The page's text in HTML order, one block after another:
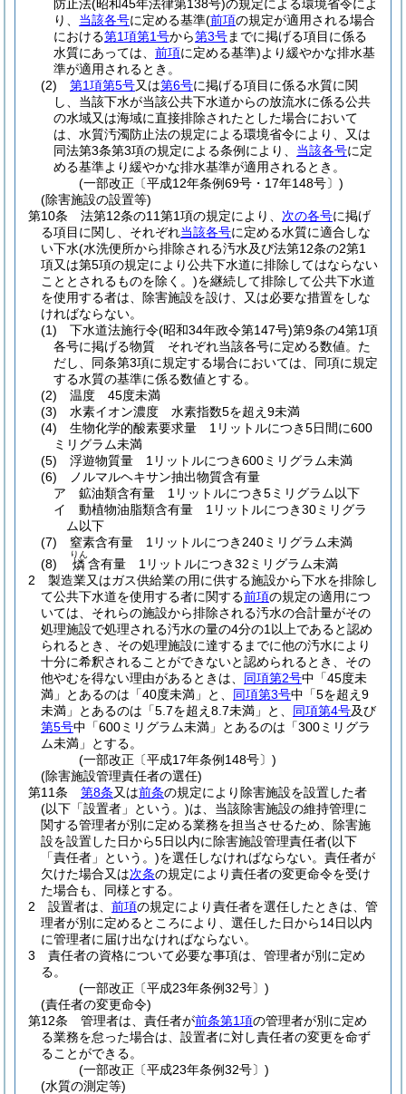
防止法(昭和45年法律第138号)の規定による環境省令によ
り、 当該各号に定める基準(前項の規定が適用される場合
における第1項第1号から第3号までに掲げる項目に係る
水質にあっては、 前項に定める基準)より緩やかな排水基
準が適用されるとき。
(2)
第1項第5号又は第6号に掲げる項目に係る水質に関
し、当該下水が当該公共下水道からの放流水に係る公共
の水域又は海域に直接排除されたとした場合において
は、水質汚濁防止法の規定による環境省令により、又は
同法第3条第3項の規定による条例により、 当該各号に定
める基準より緩やかな排水基準が適用されるとき。
(一部改正〔平成12年条例69号・17年148号〕)
(除害施設の設置等)
第10条
法第12条の11第1項の規定により、 次の各号に掲げ
る項目に関し、それぞれ当該各号に定める水質に適合しな
い下水(水洗便所から排除される汚水及び法第12条の2第1
項又は第5項の規定により公共下水道に排除してはならない
こととされるものを除く。)を継続して排除して公共下水道
を使用する者は、除害施設を設け、又は必要な措置をしな
ければならない。
(1)
下水道法施行令(昭和34年政令第147号)第9条の4第1項
各号に掲げる物質 それぞれ当該各号に定める数値。 た
だし、同条第3項に規定する場合においては、同項に規定
する水質の基準に係る数値とする。
(2)
温度 45度未満
(3)
水素イオン濃度 水素指数5を超え9未満
(4)
生物化学的酸素要求量 1リットルにつき5日間に600
ミリグラム未満
(5)
浮遊物質量 1リットルにつき600ミリグラム未満
(6)
ノルマルヘキサン抽出物質含有量
ア
鉱油類含有量 1リットルにつき5ミリグラム以下
イ
動植物油脂類含有量 1リットルにつき30ミリグラ
ム以下
(7)
窒素含有量 1リットルにつき240ミリグラム未満
(8)
燐
りん
含有量 1リットルにつき32ミリグラム未満
2
製造業又はガス供給業の用に供する施設から下水を排除し
て公共下水道を使用する者に関する前項の規定の適用につ
いては、それらの施設から排除される汚水の合計量がその
処理施設で処理される汚水の量の4分の1以上であると認め
られるとき、その処理施設に達するまでに他の汚水により
十分に希釈されることができないと認められるとき、その
他やむを得ない理由があるときは、 同項第2号中「45度未
満」とあるのは「40度未満」と、 同項第3号中「5を超え9
未満」とあるのは「5.7を超え8.7未満」と、 同項第4号及び
第5号中「600ミリグラム未満」とあるのは「300ミリグラ
ム未満」とする。
(一部改正〔平成17年条例148号〕)
(除害施設管理責任者の選任)
第11条
第8条又は前条の規定により除害施設を設置した者
(以下「設置者」という。)は、当該除害施設の維持管理に
関する管理者が別に定める業務を担当させるため、除害施
設を設置した日から5日以内に除害施設管理責任者(以下
「責任者」という。)を選任しなければならない。 責任者が
欠けた場合又は次条の規定により責任者の変更命令を受け
た場合も、同様とする。
2
設置者は、 前項の規定により責任者を選任したときは、管
理者が別に定めるところにより、選任した日から14日以内
に管理者に届け出なければならない。
3
責任者の資格について必要な事項は、管理者が別に定め
る。
(一部改正〔平成23年条例32号〕)
(責任者の変更命令)
第12条
管理者は、責任者が前条第1項の管理者が別に定め
る業務を怠った場合は、設置者に対し責任者の変更を命ず
ることができる。
(一部改正〔平成23年条例32号〕)
(水質の測定等)